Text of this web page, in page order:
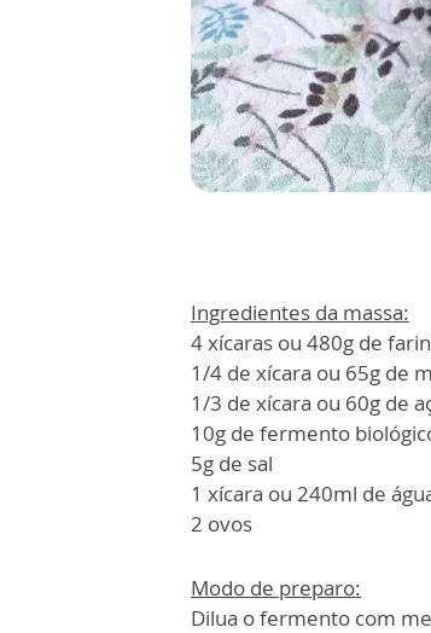
Ingredientes da massa:
4 xícaras ou 480g de
1/4 de xícara ou 65g de
1/3 de xícara ou 60g de
10g de fermento
5g de sal
1 xícara ou 240ml de
2 ovos
Modo de preparo:
Dilua o fermento com